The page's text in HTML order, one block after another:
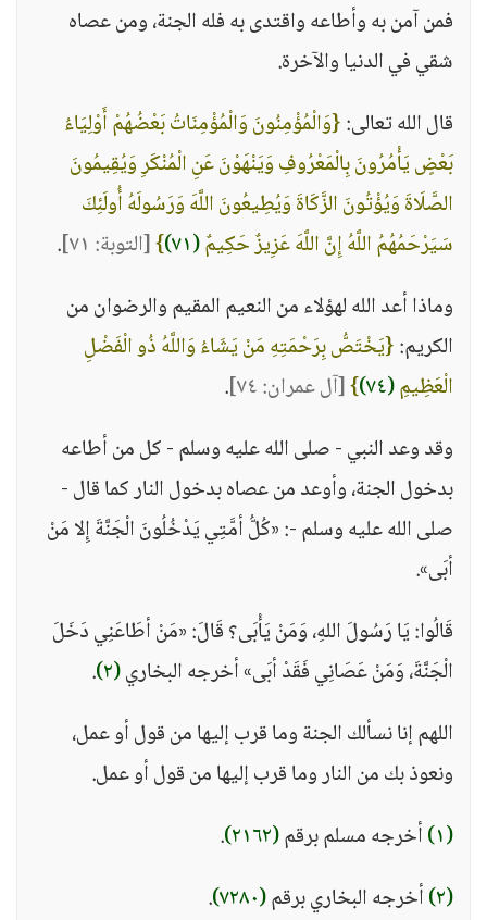
فمن آمن به وأطاعه واقتدى به فله الجنة، ومن عصاه
شقي في الدنيا والآخرة.
قال الله تعالى:{وَالْمُؤْمِنُونَ وَالْمُؤْمِنَاتُ بَعْضُهُمْ أَوْلِيَاءُ
بَعْضٍ يَأْمُرُونَ بِالْمَعْرُوفِ وَيَنْهَوْنَ عَنِ الْمُنْكَرِ وَيُقِيمُونَ
الصَّلَاةَ وَيُؤْتُونَ الزَّكَاةَ وَيُطِيعُونَ اللَّهَ وَرَسُولَهُ أُولَئِكَ
سَيَرْحَمُهُمُ اللَّهُ إِنَّ اللَّهَ عَزِيزٌ حَكِيمٌ(٧١) }[التوبة: ٧١]
.
وماذا أعد الله لهؤلاء من النعيم المقيم والرضوان من
الكريم:{يَخْتَصُّ بِرَحْمَتِهِ مَنْ يَشَاءُ وَاللَّهُ ذُو الْفَضْلِ
الْعَظِيمِ(٧٤) }[آل عمران: ٧٤]
.
وقد وعد النبي - صلى الله عليه وسلم - كل من أطاعه
بدخول الجنة، وأوعد من عصاه بدخول النار كما قال -
صلى الله عليه وسلم -: «كُلُّ أمَّتِي يَدْخُلُونَ الْجَنَّةَ إِلا مَنْ
أبَى».
قَالُوا: يَا رَسُولَ اللهِ، وَمَنْ يَأْبَى؟ قَالَ: «مَنْ أطَاعَنِي دَخَلَ
الْجَنَّةَ، وَمَنْ عَصَانِي فَقَدْ أبَى» أخرجه البخاري(٢) .
اللهم إنا نسألك الجنة وما قرب إليها من قول أو عمل،
ونعوذ بك من النار وما قرب إليها من قول أو عمل.
(١)
أخرجه مسلم برقم(٢١٦٢)
.
(٢)
أخرجه البخاري برقم(٧٢٨٠) .